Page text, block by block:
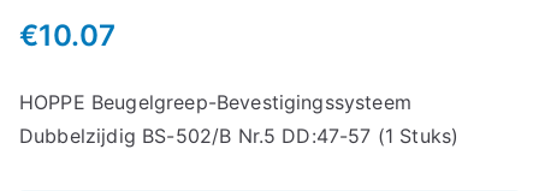
€10.07
HOPPE Beugelgreep-Bevestigingssysteem
Dubbelzijdig BS-502/B Nr.5 DD:47-57 (1 Stuks)